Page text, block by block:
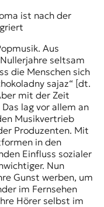
ist nach der
Aus
seltsam
die Menschen sich
sajaz“ [dt.
mit der Zeit
lag vor allem an
Musikvertrieb
Produzenten. Mit
in den
Einfluss sozialer
Nun
Gunst werben, um
im Fernsehen
Hörer selbst im